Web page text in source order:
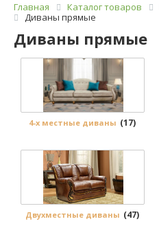
Главная Каталог товаров
Диваны прямые
Диваны прямые
4-х местные диваны (17)
Двухместные диваны (47)